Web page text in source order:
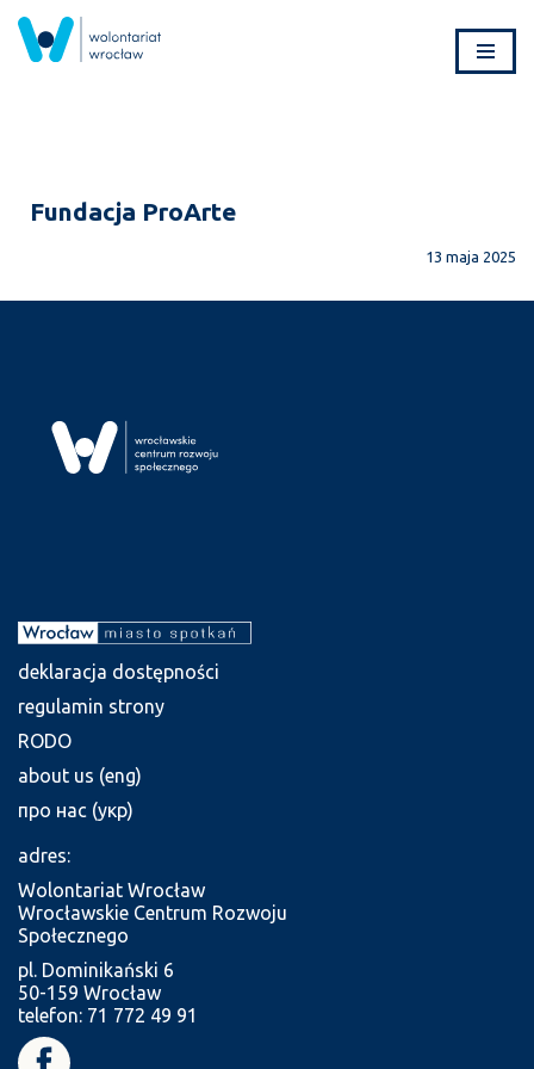
Przejdź
Fundacja ProArte
13 maja 2025
deklaracja dostępności
regulamin strony
RODO
about us (eng)
про нас (укр)
adres:
Wolontariat Wrocław
Wrocławskie Centrum Rozwoju
Społecznego
pl. Dominikański 6
50-159 Wrocław
telefon: 71 772 49 91